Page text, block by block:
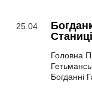
25.04
Головна
Богданні